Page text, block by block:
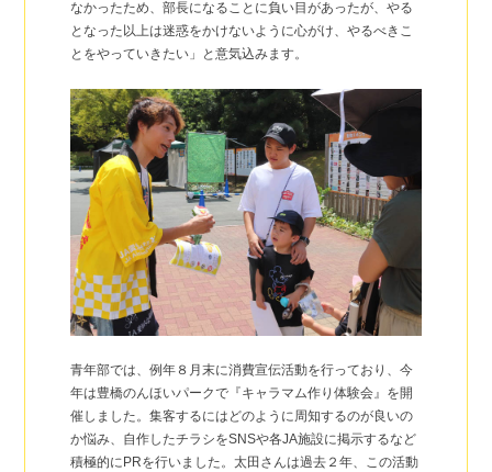
なかったため、部長になることに負い目があったが、やる
となった以上は迷惑をかけないように心がけ、やるべきこ
とをやっていきたい」と意気込みます。
青年部では、例年８月末に消費宣伝活動を行っており、今
年は豊橋のんほいパークで『キャラマム作り体験会』を開
催しました。集客するにはどのように周知するのが良いの
か悩み、自作したチラシをSNSや各JA施設に掲示するなど
積極的にPRを行いました。太田さんは過去２年、この活動